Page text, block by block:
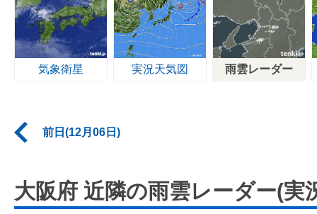
気象衛星 実況天気図 雨雲レーダー
前日(12月06日)
大阪府 近隣の雨雲レーダー(実